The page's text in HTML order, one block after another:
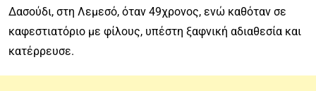
Δασούδι, στη Λεμεσό, όταν 49χρονος, ενώ καθόταν σε
καφεστιατόριο με φίλους, υπέστη ξαφνική αδιαθεσία και
κατέρρευσε.